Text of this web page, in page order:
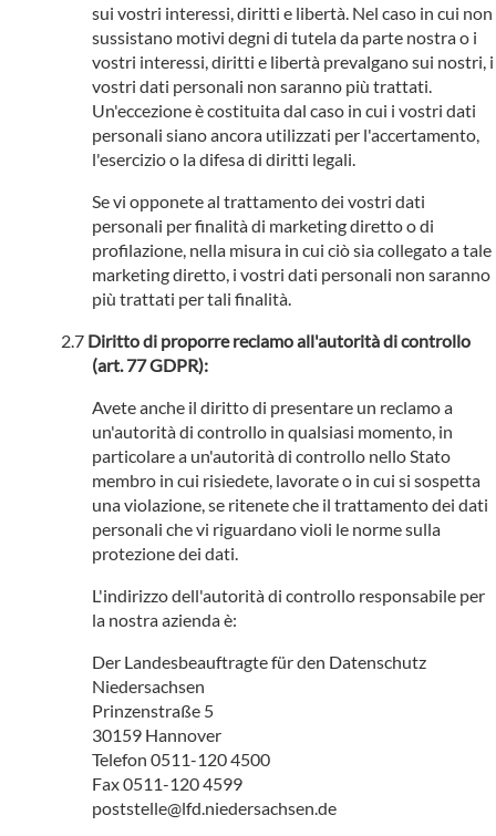
sui vostri interessi, diritti e libertà. Nel caso in cui non
sussistano motivi degni di tutela da parte nostra o i
vostri interessi, diritti e libertà prevalgano sui nostri, i
vostri dati personali non saranno più trattati.
Un'eccezione è costituita dal caso in cui i vostri dati
personali siano ancora utilizzati per l'accertamento,
l'esercizio o la difesa di diritti legali.
Se vi opponete al trattamento dei vostri dati
personali per finalità di marketing diretto o di
profilazione, nella misura in cui ciò sia collegato a tale
marketing diretto, i vostri dati personali non saranno
più trattati per tali finalità.
Diritto di proporre reclamo all'autorità di controllo
(art. 77 GDPR):
Avete anche il diritto di presentare un reclamo a
un'autorità di controllo in qualsiasi momento, in
particolare a un'autorità di controllo nello Stato
membro in cui risiedete, lavorate o in cui si sospetta
una violazione, se ritenete che il trattamento dei dati
personali che vi riguardano violi le norme sulla
protezione dei dati.
L'indirizzo dell'autorità di controllo responsabile per
la nostra azienda è:
Der Landesbeauftragte für den Datenschutz
Niedersachsen
Prinzenstraße 5
30159 Hannover
Telefon 0511-120 4500
Fax 0511-120 4599
poststelle@lfd.niedersachsen.de